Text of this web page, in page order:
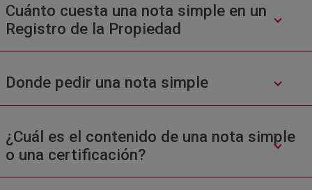
Cuánto cuesta una nota simple en un
Registro de la Propiedad
Donde pedir una nota simple
¿Cuál es el contenido de una nota simple
o una certificación?